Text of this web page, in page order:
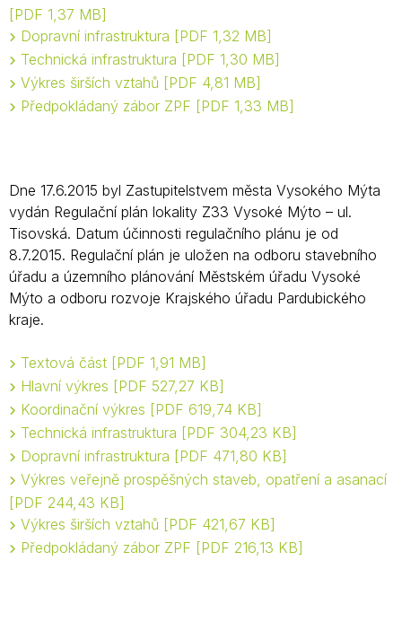
PDF 1,37 MB
Dopravní infrastruktura
PDF 1,32 MB
Technická infrastruktura
PDF 1,30 MB
Výkres širších vztahů
PDF 4,81 MB
Předpokládaný zábor ZPF
PDF 1,33 MB
Dne 17.6.2015 byl Zastupitelstvem města Vysokého Mýta
vydán Regulační plán lokality Z33 Vysoké Mýto – ul.
Tisovská. Datum účinnosti regulačního plánu je od
8.7.2015. Regulační plán je uložen na odboru stavebního
úřadu a územního plánování Městském úřadu Vysoké
Mýto a odboru rozvoje Krajského úřadu Pardubického
kraje.
Textová část PDF 1,91 MB
Hlavní výkres
PDF 527,27 KB
Koordinační výkres
PDF 619,74 KB
Technická infrastruktura
PDF 304,23 KB
Dopravní infrastruktura
PDF 471,80 KB
Výkres veřejně prospěšných staveb, opatření a asanací
PDF 244,43 KB
Výkres širších vztahů
PDF 421,67 KB
Předpokládaný zábor ZPF
PDF 216,13 KB